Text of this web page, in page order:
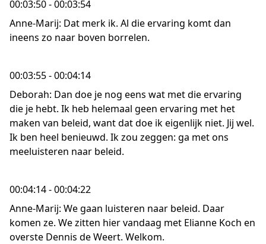
00:03:50 - 00:03:54
Anne-Marij: Dat merk ik. Al die ervaring komt dan
ineens zo naar boven borrelen.
00:03:55 - 00:04:14
Deborah: Dan doe je nog eens wat met die ervaring
die je hebt. Ik heb helemaal geen ervaring met het
maken van beleid, want dat doe ik eigenlijk niet. Jij wel.
Ik ben heel benieuwd. Ik zou zeggen: ga met ons
meeluisteren naar beleid.
00:04:14 - 00:04:22
Anne-Marij: We gaan luisteren naar beleid. Daar
komen ze. We zitten hier vandaag met Elianne Koch en
overste Dennis de Weert. Welkom.